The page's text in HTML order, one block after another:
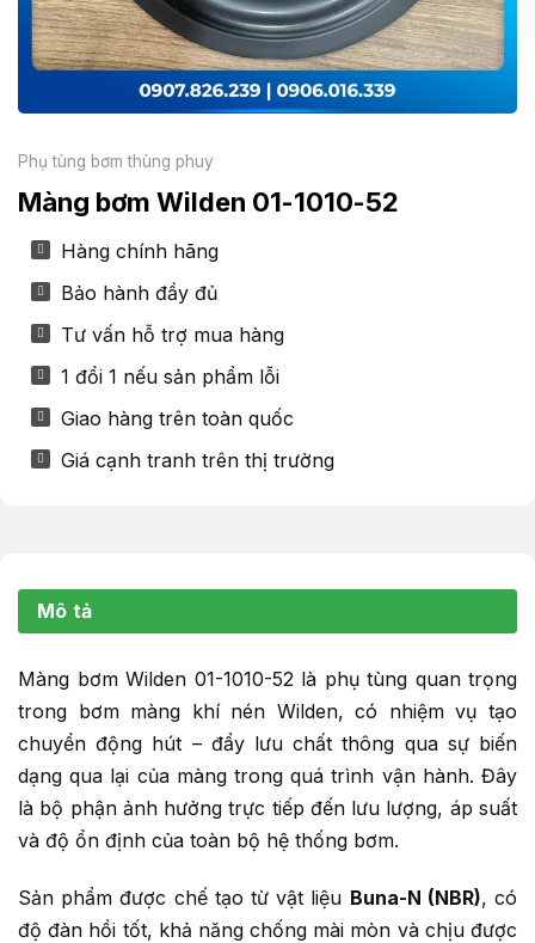
Phụ tùng bơm thùng phuy
Màng bơm Wilden 01-1010-52
Hàng chính hãng
Bảo hành đầy đủ
Tư vấn hỗ trợ mua hàng
1 đổi 1 nếu sản phẩm lỗi
Giao hàng trên toàn quốc
Giá cạnh tranh trên thị trường
Mô tả
Màng bơm Wilden 01-1010-52 là phụ tùng quan trọng
trong bơm màng khí nén Wilden, có nhiệm vụ tạo
chuyển động hút – đẩy lưu chất thông qua sự biến
dạng qua lại của màng trong quá trình vận hành. Đây
là bộ phận ảnh hưởng trực tiếp đến lưu lượng, áp suất
và độ ổn định của toàn bộ hệ thống bơm.
Sản phẩm được chế tạo từ vật liệu Buna-N (NBR), có
độ đàn hồi tốt, khả năng chống mài mòn và chịu được